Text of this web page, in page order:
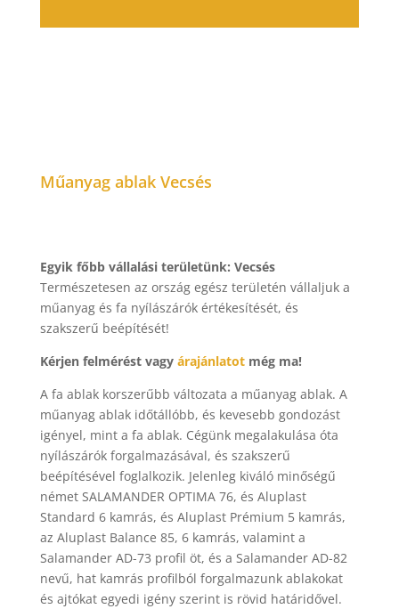
Műanyag ablak Vecsés
Egyik főbb vállalási területünk: Vecsés
Természetesen az ország egész területén vállaljuk a
műanyag és fa nyílászárók értékesítését, és
szakszerű beépítését!
Kérjen felmérést vagy árajánlatotmég ma!
A fa ablak korszerűbb változata a műanyag ablak. A
műanyag ablak időtállóbb, és kevesebb gondozást
igényel, mint a fa ablak. Cégünk megalakulása óta
nyílászárók forgalmazásával, és szakszerű
beépítésével foglalkozik. Jelenleg kiváló minőségű
német SALAMANDER OPTIMA 76, és Aluplast
Standard 6 kamrás, és Aluplast Prémium 5 kamrás,
az Aluplast Balance 85, 6 kamrás, valamint a
Salamander AD-73 profil öt, és a Salamander AD-82
nevű, hat kamrás profilból forgalmazunk ablakokat
és ajtókat egyedi igény szerint is rövid határidővel.